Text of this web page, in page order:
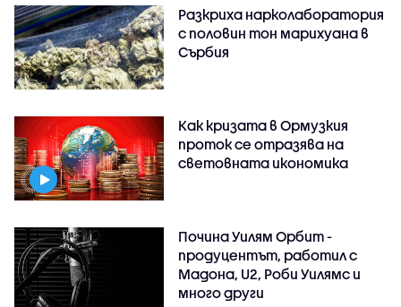
Разкриха нарколаборатория
с половин тон марихуана в
Сърбия
Как кризата в Ормузкия
проток се отразява на
световната икономика
Почина Уилям Орбит -
продуцентът, работил с
Мадона, U2, Роби Уилямс и
много други